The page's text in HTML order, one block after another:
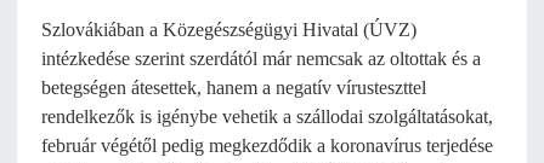
Szlovákiában a Közegészségügyi Hivatal (ÚVZ)
intézkedése szerint szerdától már nemcsak az oltottak és a
betegségen átesettek, hanem a negatív vírusteszttel
rendelkezők is igénybe vehetik a szállodai szolgáltatásokat,
február végétől pedig megkezdődik a koronavírus terjedése